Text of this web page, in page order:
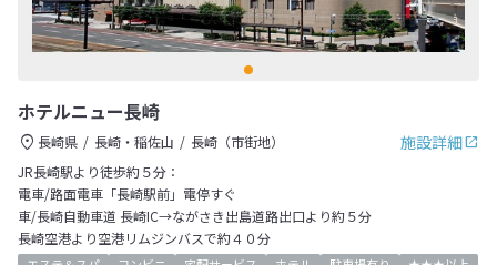
ホテルニュー長崎
施設詳細
長崎県 長崎・稲佐山
長崎（市街地）
JR長崎駅より徒歩約５分：
電車/路面電車「長崎駅前」電停すぐ
車/長崎自動車道 長崎IC→ながさき出島道路出口より約５分
長崎空港より空港リムジンバスで約４０分